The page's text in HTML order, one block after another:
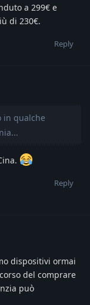
a 299€ e
di 230€.
Reply
in qualche
Reply
dispositivi ormai
del comprare
può